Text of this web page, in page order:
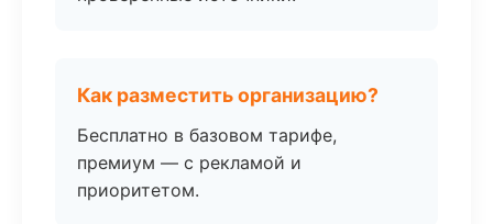
Как разместить организацию?
Бесплатно в базовом тарифе,
премиум — с рекламой и
приоритетом.